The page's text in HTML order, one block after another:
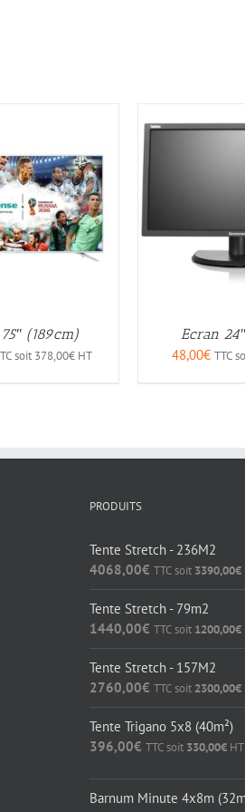
(189cm)
soit 378,00€ HT
Ecran
48,00€ TTC
PRODUITS
Tente Stretch - 236M2
4068,00€ TTC soit 3390,00€
Tente Stretch - 79m2
1440,00€ TTC soit 1200,00€
Tente Stretch - 157M2
2760,00€ TTC soit 2300,00€
Tente Trigano 5x8 (40m²)
396,00€ TTC soit 330,00€HT
Barnum Minute 4x8m